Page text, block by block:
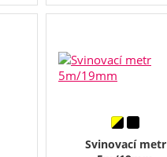
Svinovací metr